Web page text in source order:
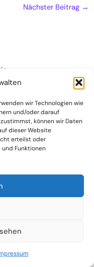
wir Technologien wie
und/oder darauf
können wir Daten
dieser Website
erteilst oder
Funktionen
Nächster Beitrag →
Bähr